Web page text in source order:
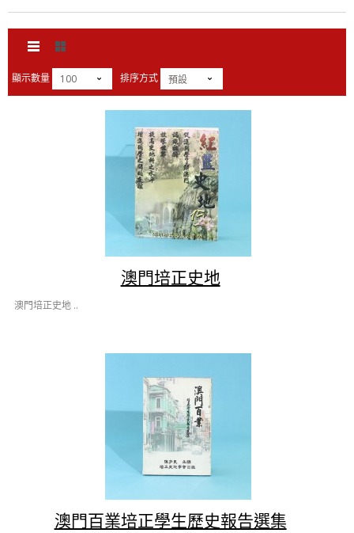
顯示數量 100 排序方式 預設
澳門培正史地
澳門培正史地 ..
澳門百業培正學生歷史報告選集